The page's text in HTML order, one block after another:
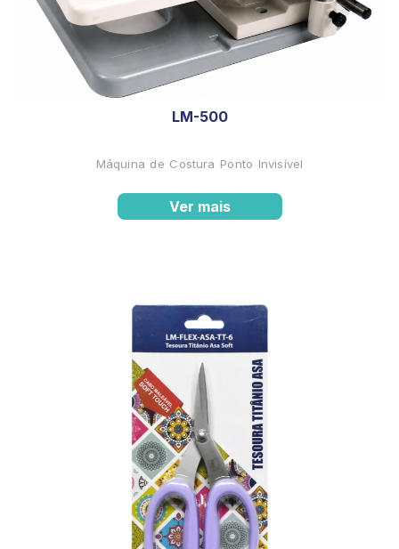
LM-500
Máquina de Costura Ponto Invisível
Ver mais